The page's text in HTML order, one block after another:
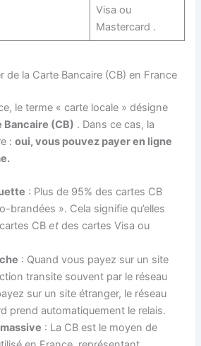
Visa ou
Mastercard .
la Carte Bancaire (CB) en France
le terme « carte locale » désigne
Bancaire (CB) . Dans ce cas, la
:oui, vous pouvez payer en ligne
: Plus de 95% des cartes CB
brandées ». Cela signifie qu’elles
CBet des cartes Visa ou
: Quand vous payez sur un site
transite souvent par le réseau
sur un site étranger, le réseau
prend automatiquement le relais.
: La CB est le moyen de